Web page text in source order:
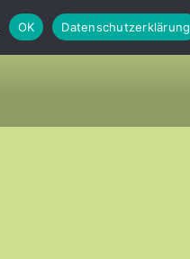
OK Datenschutzerklärung